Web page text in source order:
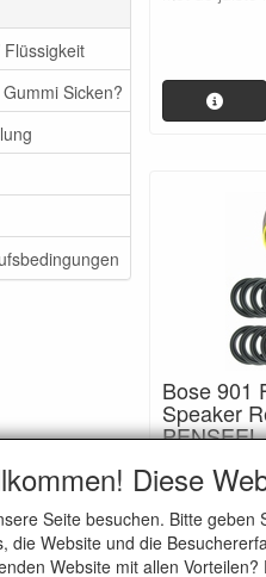
Flüssigkeit
Sicken?
Bose 901
Speaker
PENSEEL.
randen,
foamranden.
Diese
Seite besuchen. Bitte
die Website und die
Website mit allen